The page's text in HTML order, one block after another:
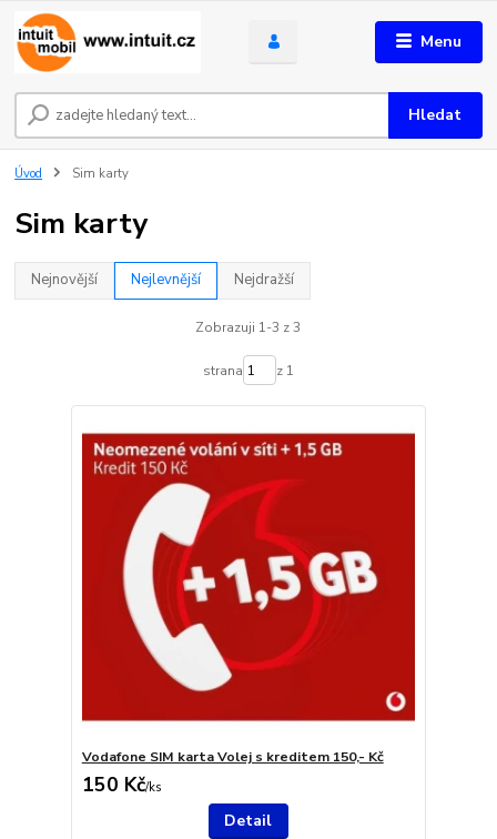
Menu
Hledat
Úvod Sim karty
Sim karty
Nejnovější Nejlevnější Nejdražší
Zobrazuji 1-3 z 3
strana z 1
Vodafone SIM karta Volej s kreditem 150,- Kč
150 Kč/ks
Detail